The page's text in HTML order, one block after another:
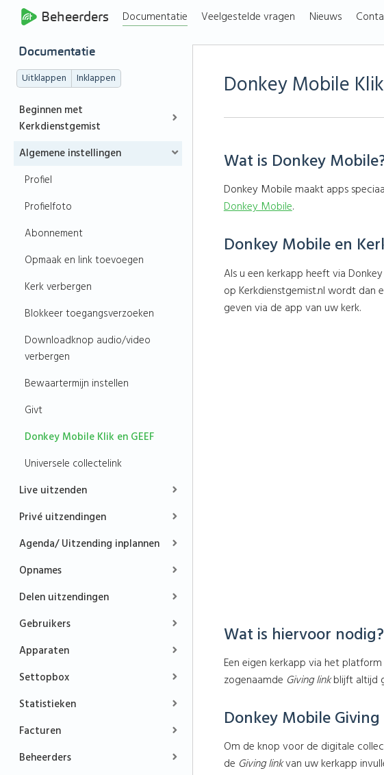
Beheerders Documentatie Veelgestelde vragen Nieuws
Documentatie
Uitklappen Inklappen
Beginnen met
Kerkdienstgemist
Algemene instellingen
Profiel
Profielfoto
Abonnement
Opmaak en link toevoegen
Kerk verbergen
Blokkeer toegangsverzoeken
Downloadknop audio/video
verbergen
Bewaartermijn instellen
Givt
Donkey Mobile Klik en GEEF
Universele collectelink
Live uitzenden
Privé uitzendingen
Agenda/ Uitzending inplannen
Opnames
Delen uitzendingen
Gebruikers
Apparaten
Settopbox
Statistieken
Facturen
Beheerders
Donkey Mobile
Wat is Donkey
Donkey Mobile maakt apps
Donkey Mobile.
Donkey Mobile en
Als u een kerkapp heeft via
op Kerkdienstgemist.nl wordt dan
geven via de app van uw kerk.
Wat is hiervoor nodig?
Een eigen kerkapp via het
zogenaamde Giving linkblijft altijd
Donkey Mobile
Om de knop voor de digitale
de Giving linkvan uw kerkapp